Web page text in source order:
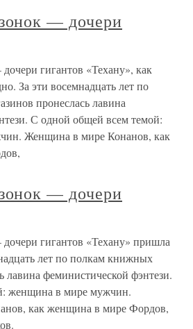
— дочери
гигантов «Техану», как
За эти восемнадцать лет по
пронеслась лавина
С одной общей всем темой:
Женщина в мире Конанов, как
— дочери
гигантов «Техану» пришла
лет по полкам книжных
лавина феминистической фэнтези.
женщина в мире мужчин.
как женщина в мире Фордов,